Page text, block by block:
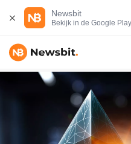
Newsbit
Bekijk in de Google